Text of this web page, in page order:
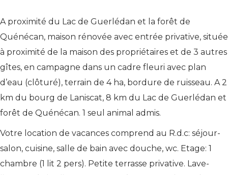
A proximité du Lac de Guerlédan et la forêt de
Quénécan, maison rénovée avec entrée privative, située
à proximité de la maison des propriétaires et de 3 autres
gîtes, en campagne dans un cadre fleuri avec plan
d’eau (clôturé), terrain de 4 ha, bordure de ruisseau. A 2
km du bourg de Laniscat, 8 km du Lac de Guerlédan et
forêt de Quénécan. 1 seul animal admis.
Votre location de vacances comprend au R.d.c: séjour-
salon, cuisine, salle de bain avec douche, wc. Etage: 1
chambre (1 lit 2 pers). Petite terrasse privative. Lave-